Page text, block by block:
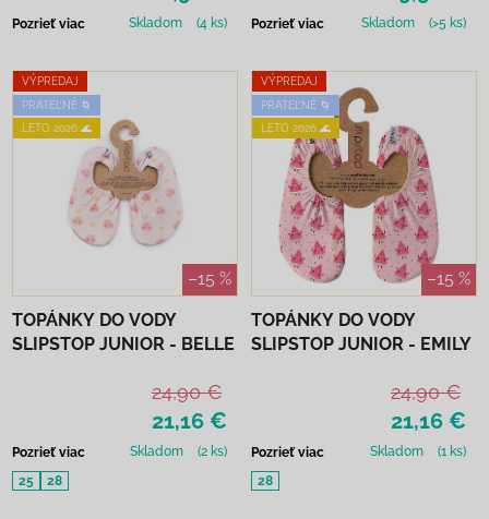
Pozrieť viac Skladom (4 ks) Pozrieť viac Skladom (>5 ks)
VÝPREDAJ
PRATEĽNÉ 🌀
LETO 2026 🌊
–15 %
TOPÁNKY DO VODY
SLIPSTOP JUNIOR - BELLE
21,16 €
24,90 €
Pozrieť viac Skladom
(2 ks)
25
28
VÝPREDAJ
PRATEĽNÉ 🌀
LETO 2026 🌊
–15 %
TOPÁNKY DO VODY
SLIPSTOP JUNIOR - EMILY
21,16 €
24,90 €
Pozrieť viac Skladom
(1 ks)
28